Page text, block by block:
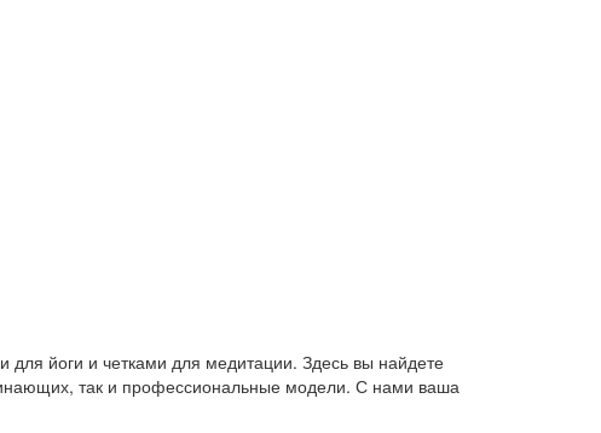
для йоги и четками для медитации. Здесь вы найдете
так и профессиональные модели. С нами ваша